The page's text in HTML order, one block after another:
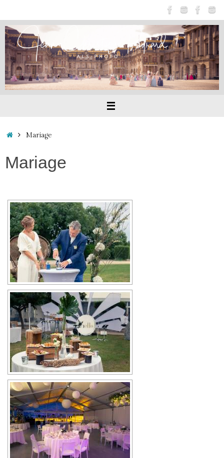
au
contenu
Accueil
Mariage
Mariage